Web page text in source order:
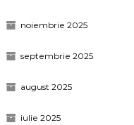
noiembrie 2025
septembrie 2025
august 2025
iulie 2025